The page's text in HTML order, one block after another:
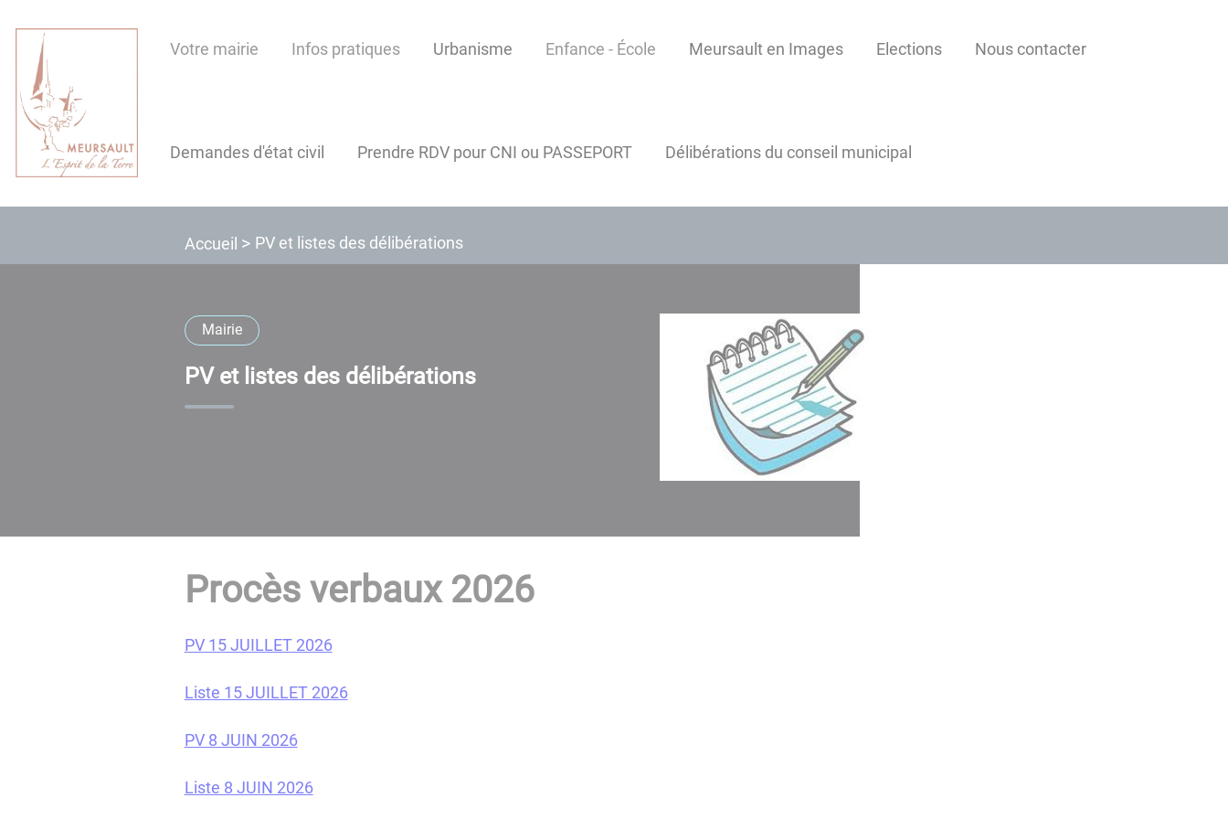
d'accès
rapide
menu
d'accès
rapide
contenu
principal
d'accès
rapide
recherche
d'accès
rapide
pied
Votre mairie Infos pratiques Urbanisme Enfance - École Meursault en Images Elections Nous contacter
Demandes d'état civil Prendre RDV pour CNI ou PASSEPORT Délibérations du conseil municipal
Accueil PV et listes des délibérations
Mairie
PV et listes des délibérations
Procès verbaux 2026
PV 15 JUILLET 2026
Liste 15 JUILLET 2026
PV 8 JUIN 2026
Liste 8 JUIN 2026